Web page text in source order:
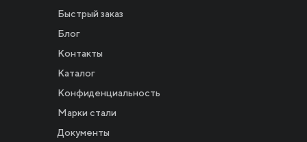
Быстрый заказ
Блог
Контакты
Каталог
Конфиденциальность
Марки стали
Документы
Новости
Инвесторам